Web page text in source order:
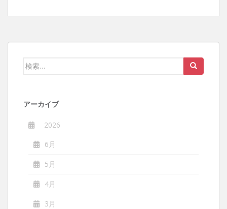
検
アーカイブ
2026
6月
5月
4月
3月